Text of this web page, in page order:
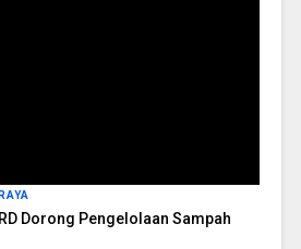
Dorong Pengelolaan Sampah